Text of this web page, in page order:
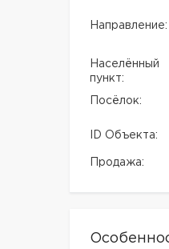
Направление:
Населённый
пункт:
Посёлок:
ID Объекта:
Продажа: